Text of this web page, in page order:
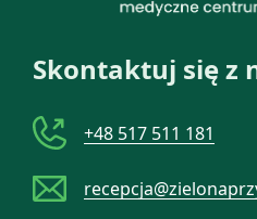
Skontaktuj się z
+48 517 511 181